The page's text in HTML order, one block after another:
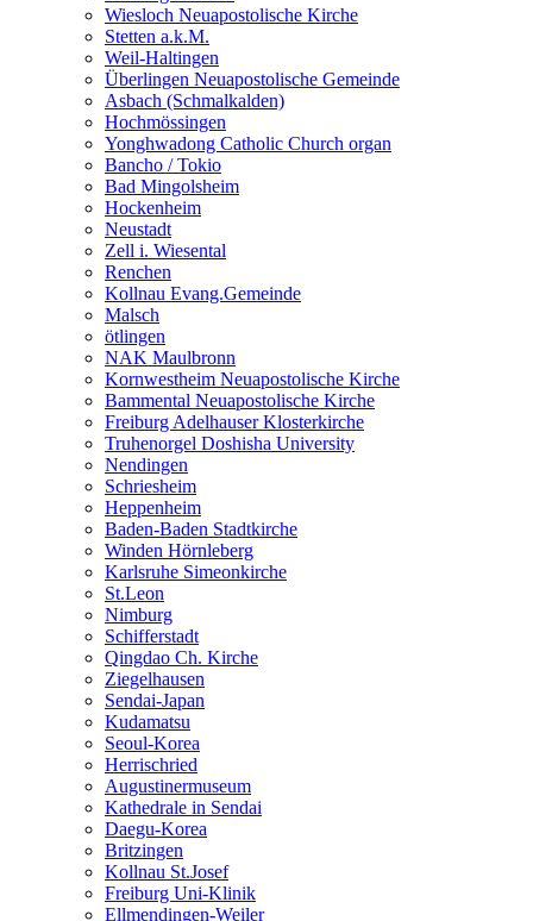
Wiesloch Neuapostolische Kirche
Stetten a.k.M.
Weil-Haltingen
Überlingen Neuapostolische Gemeinde
Asbach (Schmalkalden)
Hochmössingen
Yonghwadong Catholic Church organ
Bancho / Tokio
Bad Mingolsheim
Hockenheim
Neustadt
Zell i. Wiesental
Renchen
Kollnau Evang.Gemeinde
Malsch
ötlingen
NAK Maulbronn
Kornwestheim Neuapostolische Kirche
Bammental Neuapostolische Kirche
Freiburg Adelhauser Klosterkirche
Truhenorgel Doshisha University
Nendingen
Schriesheim
Heppenheim
Baden-Baden Stadtkirche
Winden Hörnleberg
Karlsruhe Simeonkirche
St.Leon
Nimburg
Schifferstadt
Qingdao Ch. Kirche
Ziegelhausen
Sendai-Japan
Kudamatsu
Seoul-Korea
Herrischried
Augustinermuseum
Kathedrale in Sendai
Daegu-Korea
Britzingen
Kollnau St.Josef
Freiburg Uni-Klinik
Ellmendingen-Weiler